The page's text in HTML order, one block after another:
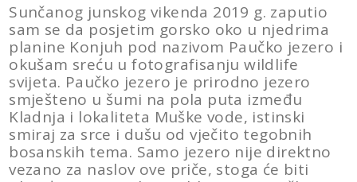
Sunčanog junskog vikenda 2019 g. zaputio
sam se da posjetim gorsko oko u njedrima
planine Konjuh pod nazivom Paučko jezero i
okušam sreću u fotografisanju wildlife
svijeta. Paučko jezero je prirodno jezero
smješteno u šumi na pola puta između
Kladnja i lokaliteta Muške vode, istinski
smiraj za srce i dušu od vječito tegobnih
bosanskih tema. Samo jezero nije direktno
vezano za naslov ove priče, stoga će biti